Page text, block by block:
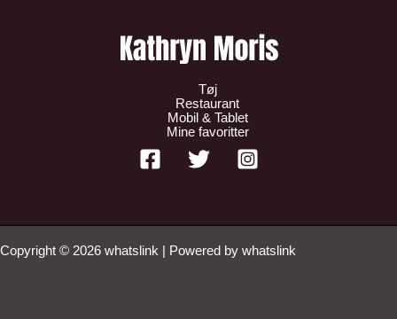
Tøj
Restaurant
Mobil & Tablet
Mine favoritter
Copyright © 2026 whatslink | Powered by whatslink